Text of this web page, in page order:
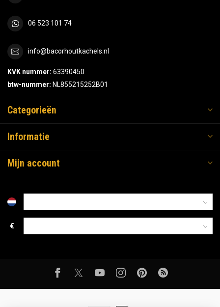
06 523 101 74
info@bacorhoutkachels.nl
KVK nummer: 63390450
btw-nummer: NL855215252B01
Categorieën
Informatie
Mijn account
€